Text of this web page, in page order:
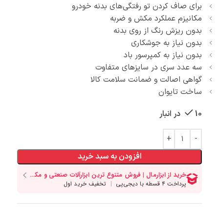
برای صاف کردن تو رفتگی‌های بدنه خودرو
مکانیزم عملکرد مکش و ضربه
بدون ریزش رنگ از روی بدنه
بدون نیاز به جوشکاری
بدون نیاز به کمپرسور باد
سه عدد سری در سایزهای متفاوت
گواهی اصالت و ضمانت سلامت کالا
ساخت تایوان
10 در انبار
افزودن به سبد خرید